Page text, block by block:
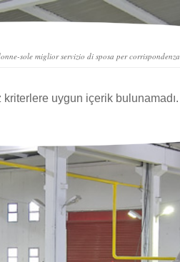
sole miglior servizio di sposa per corrispondenza
kriterlere uygun içerik bulunamadı.